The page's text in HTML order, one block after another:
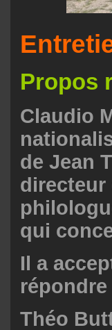
Propos
Claudio
de Jean
directeur
qui
Il a
Théo